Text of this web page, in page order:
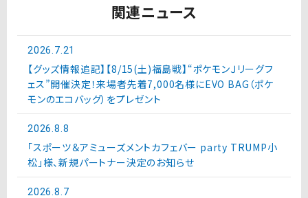
関連ニュース
2026.7.21
【グッズ情報追記】【8/15(土)福島戦】“ポケモンＪリーグフ
ェス”開催決定！来場者先着7,000名様にEVO BAG（ポケ
モンのエコバッグ）をプレゼント
2026.8.8
「スポーツ＆アミューズメントカフェバー party TRUMP小
松」様、新規パートナー決定のお知らせ
2026.8.7